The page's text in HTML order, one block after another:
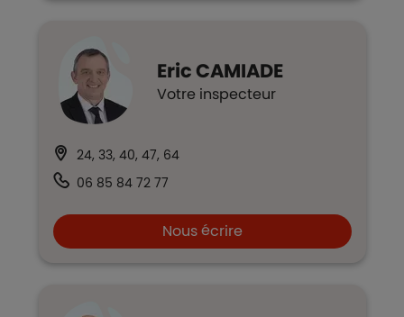
EricCAMIADE
Votre inspecteur
24, 33, 40, 47, 64
06 85 84 72 77
Nous écrire